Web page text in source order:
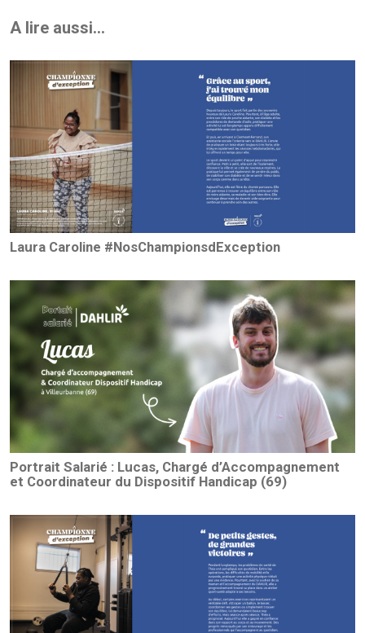
A lire aussi...
Laura Caroline #NosChampionsdException
Portrait Salarié : Lucas, Chargé d’Accompagnement
et Coordinateur du Dispositif Handicap (69)